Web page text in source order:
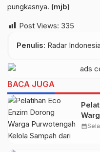
pungkasnya. (mjb)
Post Views: 335
Penulis: Radar Indonesia
BACA JUGA
calendar_month